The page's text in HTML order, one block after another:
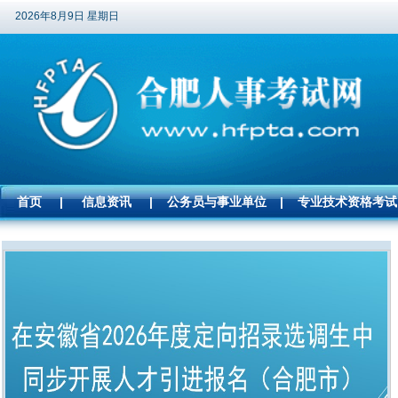
2026年8月9日 星期日
首页 | 信息资讯 | 公务员与事业单位 | 专业技术资格考试